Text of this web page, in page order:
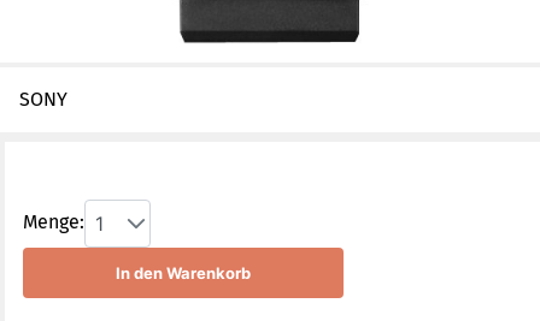
SONY
Menge: 1
In den Warenkorb